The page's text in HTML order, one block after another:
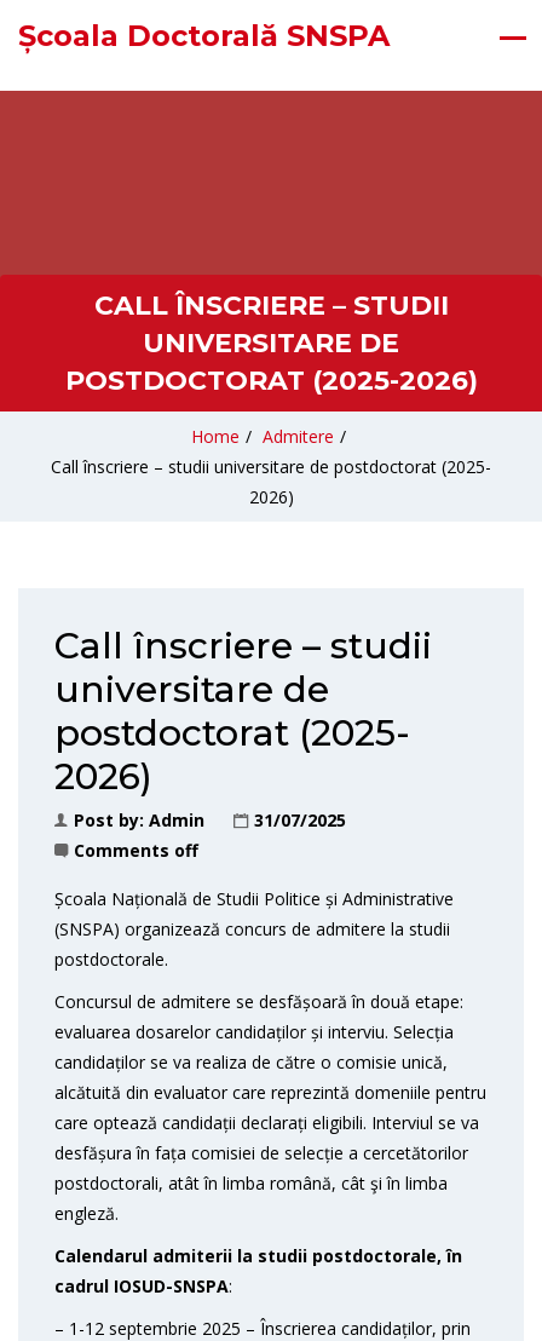
Școala Doctorală SNSPA
CALL ÎNSCRIERE – STUDII
UNIVERSITARE DE
POSTDOCTORAT (2025-2026)
Home / Admitere /
Call înscriere – studii universitare de postdoctorat (2025-
2026)
Call înscriere – studii
universitare de
postdoctorat (2025-
2026)
Post by: Admin
31/07/2025
Comments off
Școala Națională de Studii Politice și Administrative
(SNSPA) organizează concurs de admitere la studii
postdoctorale.
Concursul de admitere se desfășoară în două etape:
evaluarea dosarelor candidaților și interviu. Selecția
candidaților se va realiza de către o comisie unică,
alcătuită din evaluator care reprezintă domeniile pentru
care optează candidații declarați eligibili. Interviul se va
desfășura în fața comisiei de selecție a cercetătorilor
postdoctorali, atât în limba română, cât şi în limba
engleză.
Calendarul admiterii la studii postdoctorale, în
cadrul IOSUD-SNSPA:
– 1-12 septembrie 2025 – Înscrierea candidaților, prin